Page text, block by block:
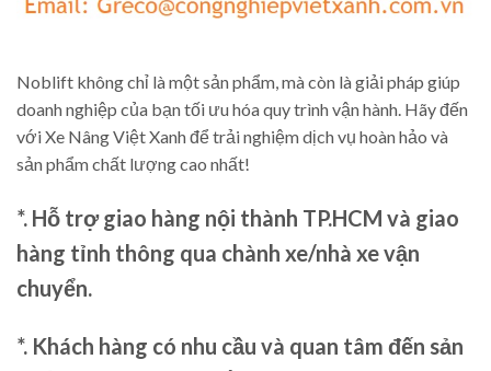
Noblift không chỉ là một sản phẩm, mà còn là giải pháp giúp
doanh nghiệp của bạn tối ưu hóa quy trình vận hành. Hãy đến
với Xe Nâng Việt Xanh để trải nghiệm dịch vụ hoàn hảo và
sản phẩm chất lượng cao nhất!
*. Hỗ trợ giao hàng nội thành TP.HCM và giao
hàng tỉnh thông qua chành xe/nhà xe vận
chuyển.
*. Khách hàng có nhu cầu và quan tâm đến sản